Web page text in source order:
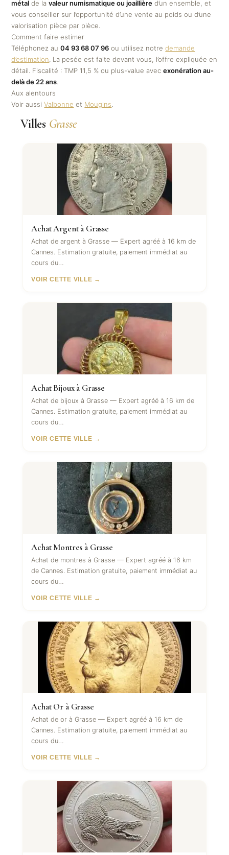
métal de lavaleur numismatique ou joaillière d’un ensemble, et
vous conseiller sur l’opportunité d’une vente au poids ou d’une
valorisation pièce par pièce.
Comment faire estimer
Téléphonez au04 93 68 07 96 ou utilisez notredemande
d’estimation . La pesée est faite devant vous, l’offre expliquée en
détail. Fiscalité : TMP 11,5 % ou plus-value avecexonération au-
delà de 22 ans
Aux alentours
Voir aussiValbonne et Mougins
Villes Grasse
Achat Argent à Grasse
Achat de argent à Grasse — Expert agréé à 16 km de
Cannes. Estimation gratuite, paiement immédiat au
cours du…
VOIR CETTE VILLE →
Achat Bijoux à Grasse
Achat de bijoux à Grasse — Expert agréé à 16 km de
Cannes. Estimation gratuite, paiement immédiat au
cours du…
VOIR CETTE VILLE →
Achat Montres à Grasse
Achat de montres à Grasse — Expert agréé à 16 km
de Cannes. Estimation gratuite, paiement immédiat au
cours du…
VOIR CETTE VILLE →
Achat Or à Grasse
Achat de or à Grasse — Expert agréé à 16 km de
Cannes. Estimation gratuite, paiement immédiat au
cours du…
VOIR CETTE VILLE →